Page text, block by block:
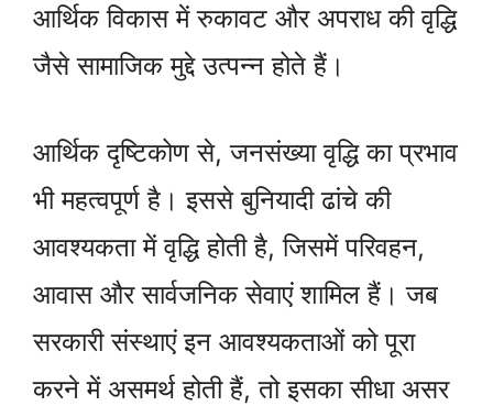
आर्थिक विकास में रुकावट और अपराध की वृद्धि
जैसे सामाजिक मुद्दे उत्पन्न होते हैं।
आर्थिक दृष्टिकोण से, जनसंख्या वृद्धि का प्रभाव
भी महत्वपूर्ण है। इससे बुनियादी ढांचे की
आवश्यकता में वृद्धि होती है, जिसमें परिवहन,
आवास और सार्वजनिक सेवाएं शामिल हैं। जब
सरकारी संस्थाएं इन आवश्यकताओं को पूरा
करने में असमर्थ होती हैं, तो इसका सीधा असर